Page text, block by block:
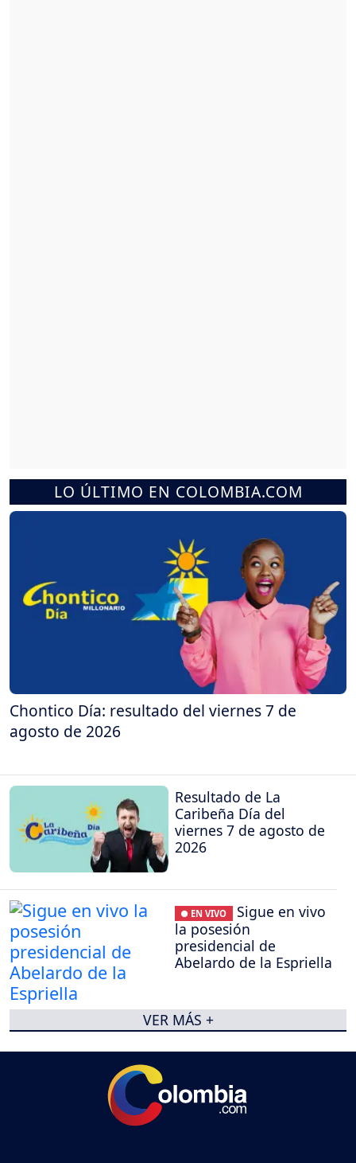
LO ÚLTIMO EN COLOMBIA.COM
Chontico Día: resultado del viernes 7 de
agosto de 2026
Resultado de La
Caribeña Día del
viernes 7 de agosto de
2026
● EN VIVO
Sigue en vivo
la posesión
presidencial de
Abelardo de la Espriella
VER MÁS +